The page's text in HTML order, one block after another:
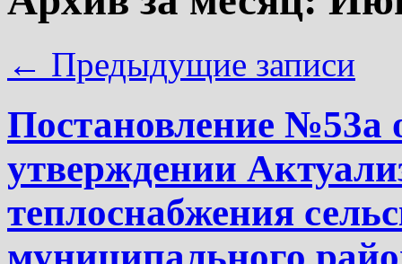
← Предыдущие записи
Постановление №53а
утверждении
теплоснабжения